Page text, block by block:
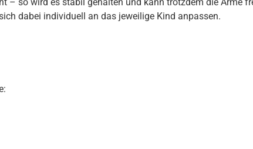
dabei individuell an das jeweilige Kind anpassen.